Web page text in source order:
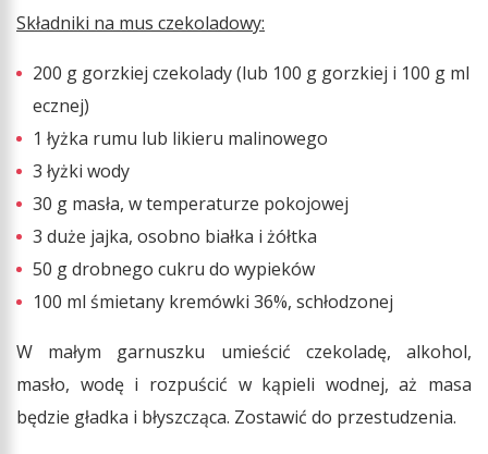
Składniki na mus czekoladowy:
200 g gorzkiej czekolady (lub 100 g gorzkiej i 100 g ml
ecznej)
1 łyżka rumu lub likieru malinowego
3 łyżki wody
30 g masła, w temperaturze pokojowej
3 duże jajka, osobno białka i żółtka
50 g drobnego cukru do wypieków
100 ml śmietany kremówki 36%, schłodzonej
W małym garnuszku umieścić czekoladę, alkohol,
masło, wodę i rozpuścić w kąpieli wodnej, aż masa
będzie gładka i błyszcząca. Zostawić do przestudzenia.